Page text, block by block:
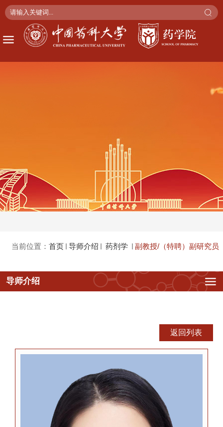
导师介绍
当前位置： 首页 导师介绍 药剂学 副教授/（特聘）副研究员
副教授/（特聘）副研究员